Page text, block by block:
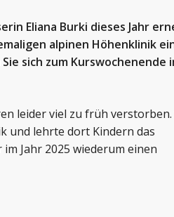
Eliana Burki dieses Jahr
alpinen Höhenklinik
sich zum Kurswochenende
leider viel zu früh verstorben.
und lehrte dort Kindern das
Jahr 2025 wiederum einen